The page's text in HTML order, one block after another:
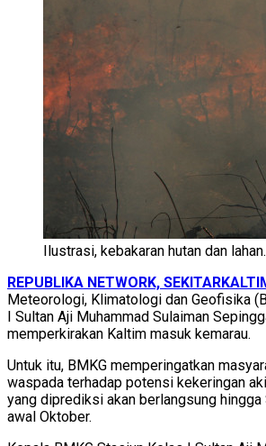
Ilustrasi, kebakaran hutan dan lahan.
REPUBLIKA NETWORK,
Meteorologi, Klimatologi dan Geofisika
I Sultan Aji Muhammad Sulaiman
memperkirakan Kaltim masuk kemarau.
Untuk itu, BMKG memperingatkan
waspada terhadap potensi kekeringan
yang diprediksi akan berlangsung
awal Oktober.